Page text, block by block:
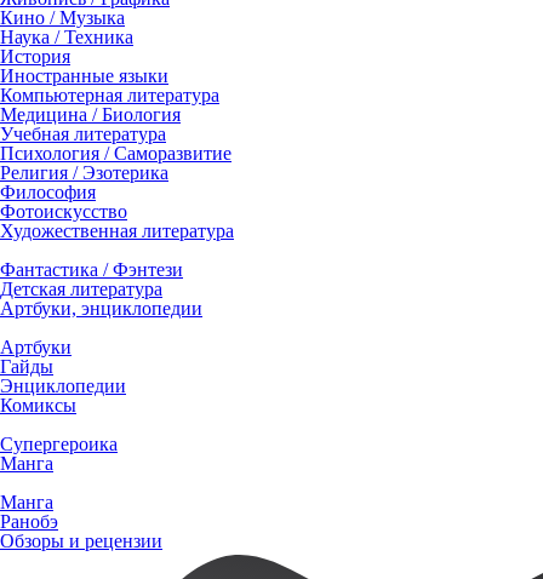
Кино / Музыка
Наука / Техника
История
Иностранные языки
Компьютерная литература
Медицина / Биология
Учебная литература
Психология / Саморазвитие
Религия / Эзотерика
Философия
Фотоискусство
Художественная литература
Фантастика / Фэнтези
Детская литература
Артбуки, энциклопедии
Артбуки
Гайды
Энциклопедии
Комиксы
Супергероика
Манга
Манга
Ранобэ
Обзоры и рецензии